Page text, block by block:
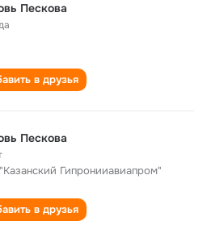
Пескова
в друзья
Пескова
Гипронииавиапром"
в друзья